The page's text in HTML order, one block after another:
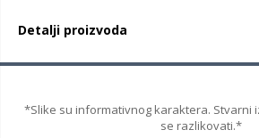
Detalji proizvoda
*Slike su informativnog karaktera. Stvarni
se razlikovati.*